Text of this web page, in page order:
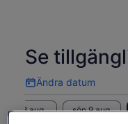
Se
Ändra datum
Ändra
datum
lör 8 aug. sön 9 aug.